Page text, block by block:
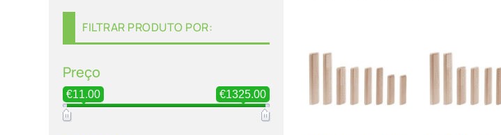
FILTRAR PRODUTO POR:
Preço
€11.00 €1325.00